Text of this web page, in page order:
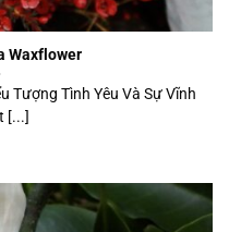
Waxflower
Tượng Tình Yêu Và Sự Vĩnh
[...]